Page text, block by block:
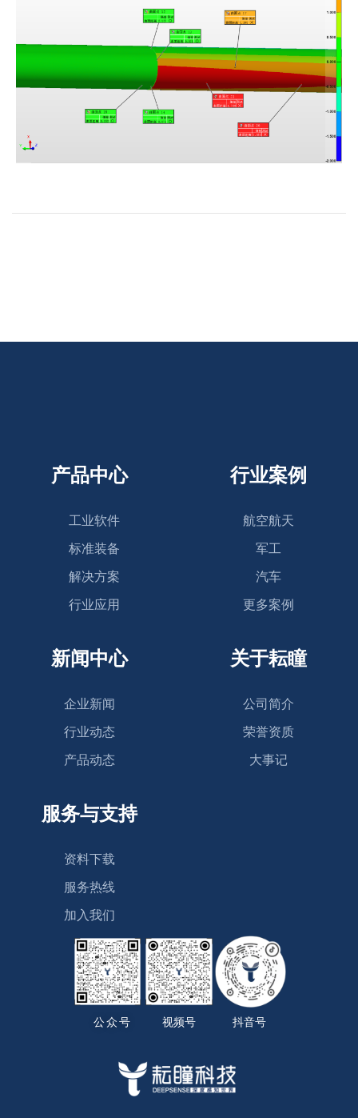
产品中心
工业软件
标准装备
解决方案
行业应用
行业案例
航空航天
军工
汽车
更多案例
新闻中心
企业新闻
行业动态
产品动态
关于耘瞳
公司简介
荣誉资质
大事记
服务与支持
资料下载
服务热线
加入我们
公众号 视频号 抖音号